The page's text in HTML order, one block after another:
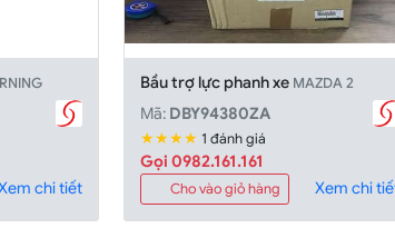
chi tiết
Bầu trợ lực phanh xe MAZDA 2
Mã: DBY94380ZA
★★★★ 1 đánh giá
Gọi 0982.161.161
Cho vào giỏ hàng Xem chi